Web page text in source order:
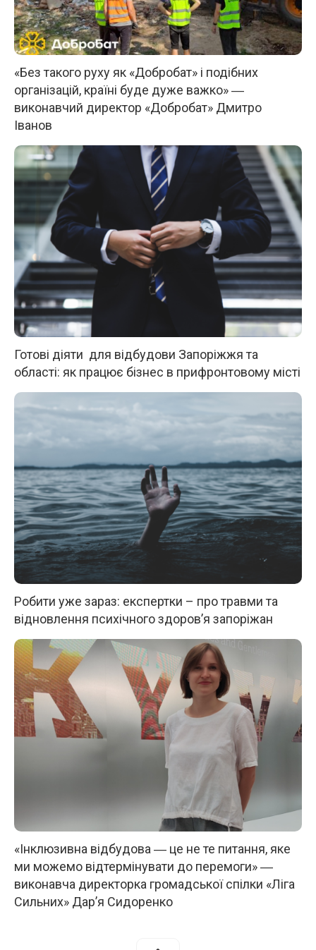
«Без такого руху як «Добробат» і подібних
організацій, країні буде дуже важко» ―
виконавчий директор «Добробат» Дмитро
Іванов
Готові діяти для відбудови Запоріжжя та
області: як працює бізнес в прифронтовому місті
Робити уже зараз: експертки – про травми та
відновлення психічного здоров’я запоріжан
«Інклюзивна відбудова ― це не те питання, яке
ми можемо відтермінувати до перемоги» ―
виконавча директорка громадської спілки «Ліга
Сильних» Дар’я Сидоренко